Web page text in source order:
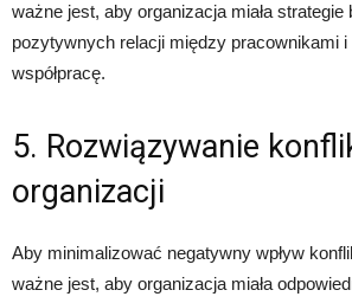
ważne jest, aby organizacja miała strategie
pozytywnych relacji między pracownikami i
współpracę.
5. Rozwiązywanie
organizacji
Aby minimalizować negatywny wpływ
ważne jest, aby organizacja miała